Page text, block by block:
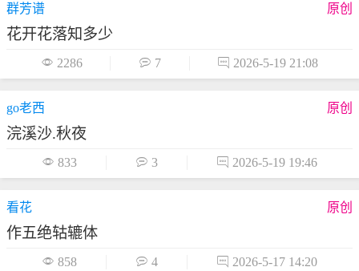
群芳谱 原创
花开花落知多少
 2286  7  2026-5-19 21:08
go老西 原创
浣溪沙.秋夜
 833  3  2026-5-19 19:46
看花 原创
作五绝轱辘体
 858  4  2026-5-17 14:20